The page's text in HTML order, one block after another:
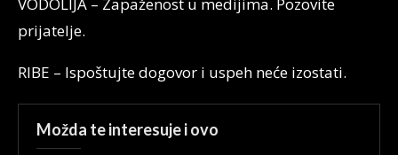
VODOLIJA – Zapaženost u medijima. Pozovite
prijatelje.
RIBE – Ispoštujte dogovor i uspeh neće izostati.
Možda te interesuje i ovo